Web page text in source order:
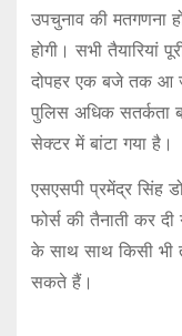
उपचुनाव की
होगी। सभी तैयारियां
दोपहर एक बजे तक आ
पुलिस अधिक सतर्कता
सेक्टर में बांटा गया है।
एसएसपी प्रमेंद्र सिंह
फोर्स की तैनाती कर
के साथ साथ किसी भी
सकते हैं।